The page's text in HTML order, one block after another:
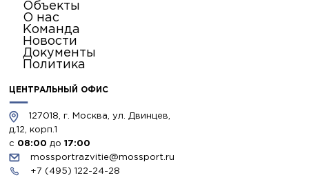
Объекты
О нас
Команда
Новости
Документы
Политика
ЦЕНТРАЛЬНЫЙ ОФИС
127018, г. Москва, ул. Двинцев,
д.12, корп.1
с 08:00 до17:00
mossportrazvitie@mossport.ru
+7 (495) 122-24-28